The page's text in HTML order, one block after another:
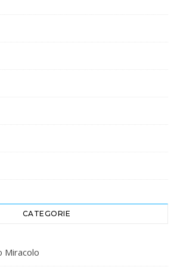
CATEGORIE
Miracolo